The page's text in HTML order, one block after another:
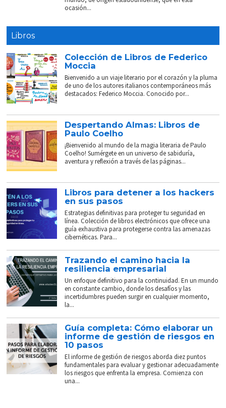
ocasión...
Libros
Colección de Libros de Federico
Moccia
Bienvenido a un viaje literario por el corazón y la pluma
de uno de los autores italianos contemporáneos más
destacados: Federico Moccia. Conocido por...
Despertando Almas: Libros de
Paulo Coelho
¡Bienvenido al mundo de la magia literaria de Paulo
Coelho! Sumérgete en un universo de sabiduría,
aventura y reflexión a través de las páginas...
Libros para detener a los hackers
en sus pasos
Estrategias definitivas para proteger tu seguridad en
línea. Colección de libros electrónicos que ofrece una
guía exhaustiva para protegerse contra las amenazas
cibernéticas. Para...
Trazando el camino hacia la
resiliencia empresarial
Un enfoque definitivo para la continuidad. En un mundo
en constante cambio, donde los desafíos y las
incertidumbres pueden surgir en cualquier momento,
la...
Guía completa: Cómo elaborar un
informe de gestión de riesgos en
10 pasos
El informe de gestión de riesgos aborda diez puntos
fundamentales para evaluar y gestionar adecuadamente
los riesgos que enfrenta la empresa. Comienza con
una...